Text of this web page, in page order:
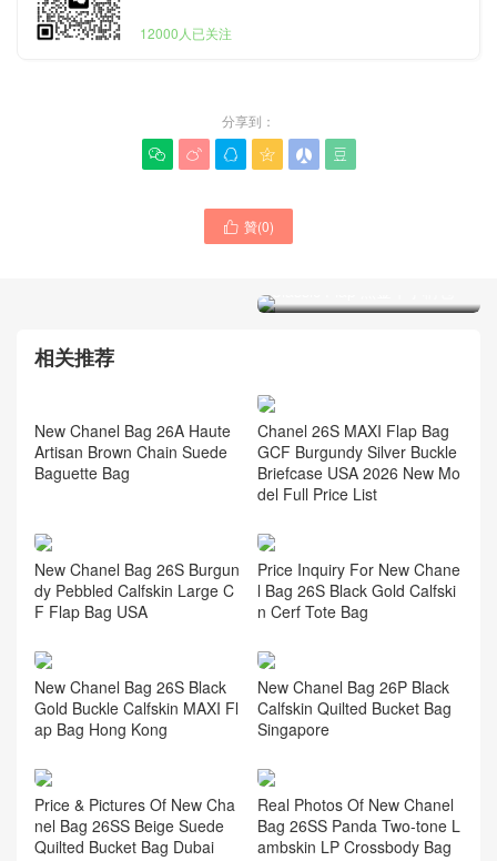
12000人已关注
分享到：
     
 贊(0)
CHANEL女包19繫列
Australia官網專賣店新款
Classic Flap 大號黑色羊皮
CHANEL香奈兒品牌經典女
相关推荐
New Chanel Bag 26A Haute
Artisan Brown Chain Suede
GCF Burgundy Silver Buckle
Briefcase USA 2026 New Mo
del Full Price List